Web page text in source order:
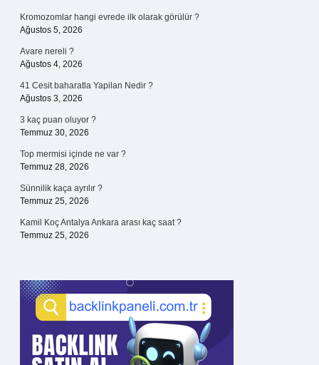
Kromozomlar hangi evrede ilk olarak görülür ?
Ağustos 5, 2026
Avare nereli ?
Ağustos 4, 2026
41 Cesit baharatla Yapilan Nedir ?
Ağustos 3, 2026
3 kaç puan oluyor ?
Temmuz 30, 2026
Top mermisi içinde ne var ?
Temmuz 28, 2026
Sünnilik kaça ayrılır ?
Temmuz 25, 2026
Kamil Koç Antalya Ankara arası kaç saat ?
Temmuz 25, 2026